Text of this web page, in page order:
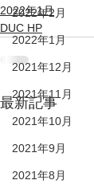
2022年2月
2022年1月
2021年12月
2021年11月
2021年10月
2021年9月
2021年8月
2022年1月
DUC HP
最新記事